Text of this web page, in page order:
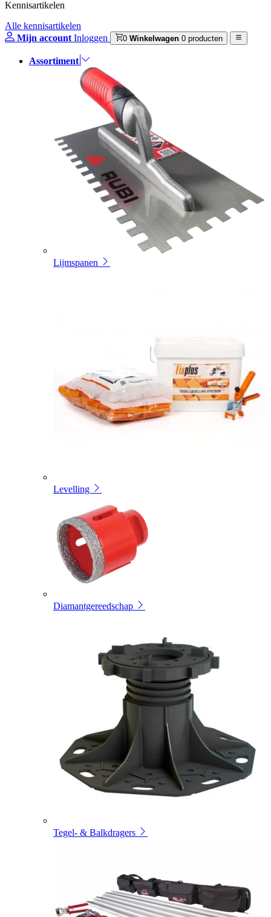
Kennisartikelen
Alle kennisartikelen
Mijn account Inloggen 0 Winkelwagen 0 producten
Assortiment
Lijmspanen
Levelling
Diamantgereedschap
Tegel- & Balkdragers